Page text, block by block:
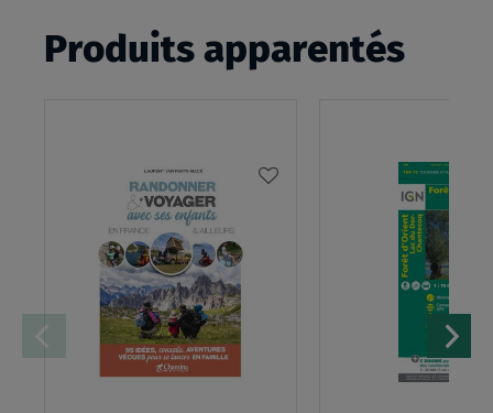
Produits apparentés